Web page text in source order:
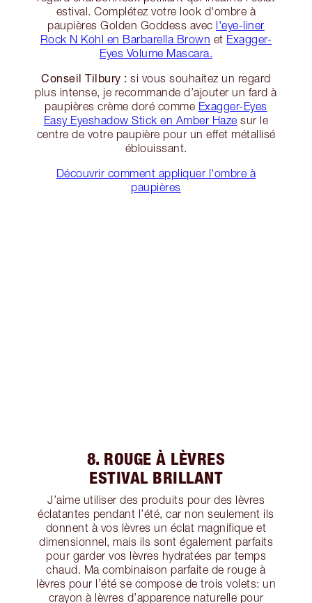
estival. Complétez votre look d'ombre à
paupières Golden Goddess avec l'eye-liner
Rock N Kohl en Barbarella Brown et Exagger-
Eyes Volume Mascara.
Conseil Tilbury : si vous souhaitez un regard
plus intense, je recommande d’ajouter un fard à
paupières crème doré comme Exagger-Eyes
Easy Eyeshadow Stick en Amber Haze sur le
centre de votre paupière pour un effet métallisé
éblouissant.
Découvrir comment appliquer l'ombre à
paupières
8. ROUGE À LÈVRES
ESTIVAL BRILLANT
J’aime utiliser des produits pour des lèvres
éclatantes pendant l’été, car non seulement ils
donnent à vos lèvres un éclat magnifique et
dimensionnel, mais ils sont également parfaits
pour garder vos lèvres hydratées par temps
chaud. Ma combinaison parfaite de rouge à
lèvres pour l’été se compose de trois volets: un
crayon à lèvres d’apparence naturelle pour